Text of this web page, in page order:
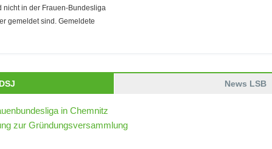
nicht in der Frauen-Bundesliga
gemeldet sind. Gemeldete
News LSB
in Chemnitz
zur Gründungsversammlung